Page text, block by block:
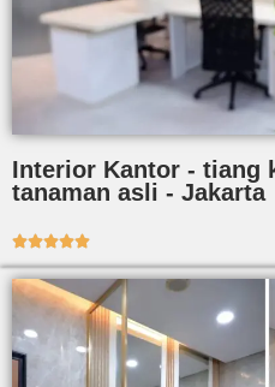
Interior Kantor - tiang
tanaman asli - Jakarta
